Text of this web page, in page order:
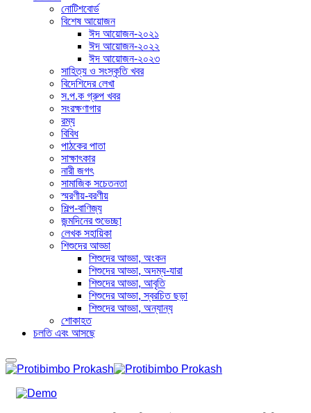
নোটিশবোর্ড
বিশেষ আয়োজন
ঈদ আয়োজন-২০২১
ঈদ আয়োজন-২০২২
ঈদ আয়োজন-২০২৩
সাহিত্য ও সংস্কৃতি খবর
বিদেশিদের লেখা
স.প.ক গ্রুপ খবর
সংরক্ষণাগার
রম্য
বিবিধ
পাঠকের পাতা
সাক্ষাৎকার
নারী জগৎ
সামাজিক সচেতনতা
স্মরণীয়-বরণীয়
শিল্প-বাণিজ্য
জন্মদিনের শুভেচ্ছা
লেখক সহায়িকা
শিশুদের আড্ডা
শিশুদের আড্ডা, অংকন
শিশুদের আড্ডা, অদম্য-যারা
শিশুদের আড্ডা, আবৃতি
শিশুদের আড্ডা, স্বরচিত ছড়া
শিশুদের আড্ডা, অন্যান্য
শোকাহত
চলতি এবং আসছে